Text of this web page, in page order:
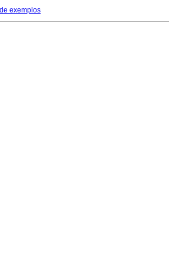
exemplos